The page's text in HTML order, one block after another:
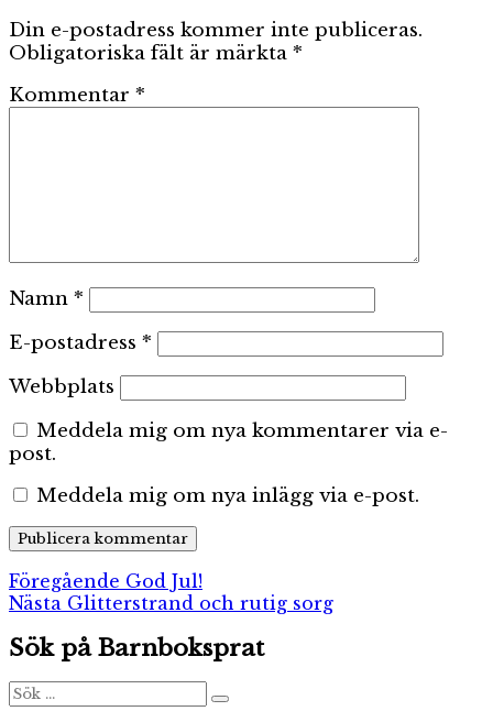
Din e-postadress kommer inte publiceras.
Obligatoriska fält är märkta *
Kommentar *
Namn *
E-postadress *
Webbplats
Meddela mig om nya kommentarer via e-
post.
Meddela mig om nya inlägg via e-post.
Inläggsnavigering
Föregående Föregående
inlägg:
God Jul!
Nästa Nästa
Glitterstrand och rutig sorg
Sök på Barnboksprat
Sök
efter:
Sök